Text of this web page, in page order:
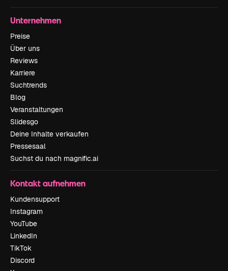
Unternehmen
Preise
Über uns
Reviews
Karriere
Suchtrends
Blog
Veranstaltungen
Slidesgo
Deine Inhalte verkaufen
Pressesaal
Suchst du nach magnific.ai
Kontakt aufnehmen
Kundensupport
Instagram
YouTube
LinkedIn
TikTok
Discord